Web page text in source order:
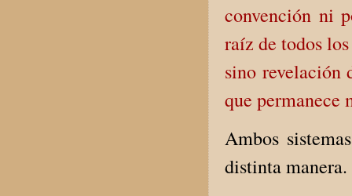
convención ni
raíz de todos
sino revelación
que permanece
Ambos
distinta manera.